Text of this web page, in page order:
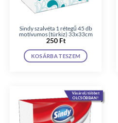
Sindy szalvéta 1 rétegű 45 db
motívumos (türkiz) 33x33cm
250 Ft
KOSÁRBA TESZEM
Vásárolj többet
OLCSÓBBAN!